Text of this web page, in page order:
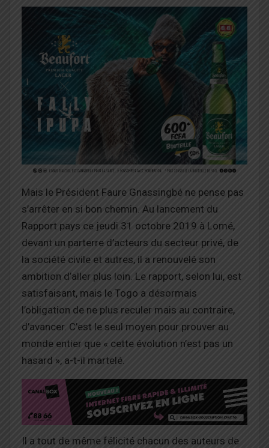
Mais le Président Faure Gnassingbé ne pense pas
s’arrêter en si bon chemin. Au lancement du
Rapport pays ce jeudi 31 octobre 2019 à Lomé,
devant un parterre d’acteurs du secteur privé, de
la société civile et autres, il a renouvelé son
ambition d’aller plus loin. Le rapport, selon lui, est
satisfaisant, mais le Togo a désormais
l’obligation de ne plus reculer mais au contraire,
d’avancer. C’est le seul moyen pour prouver au
monde entier que « cette évolution n’est pas un
hasard », a-t-il martelé.
Il a tout de même félicité chacun des auteurs de